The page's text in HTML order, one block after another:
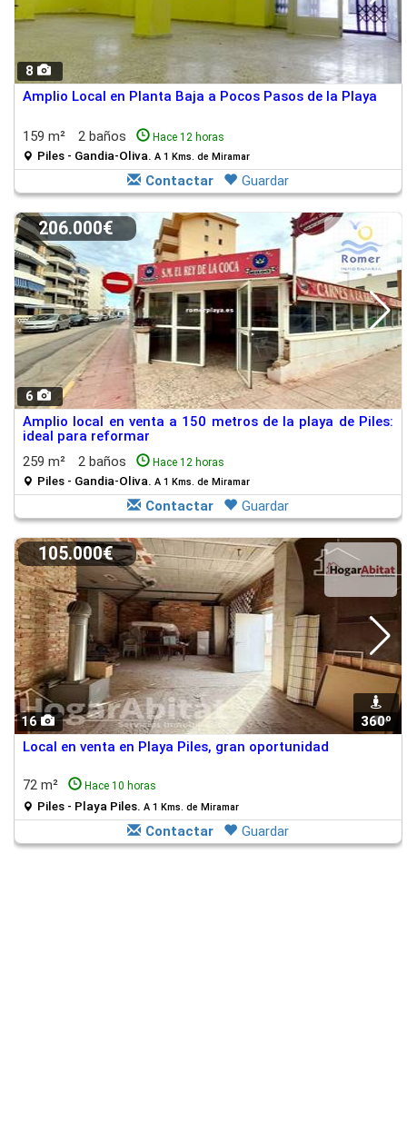
8
Amplio Local en Planta Baja a Pocos Pasos de la Playa
159 m² 2 baños Hace 12 horas
Piles - Gandia-Oliva. A 1 Kms. de Miramar
Contactar Guardar
6
206.000€
Amplio local en venta a 150 metros de la playa de Piles:
ideal para reformar
259 m²
2 baños Hace 12 horas
Piles - Gandia-Oliva. A 1 Kms. de Miramar
Contactar Guardar
16 1
360º
105.000€
Local en venta en Playa Piles, gran oportunidad
72 m² Hace 10 horas
Piles - Playa Piles. A 1 Kms. de Miramar
Contactar Guardar